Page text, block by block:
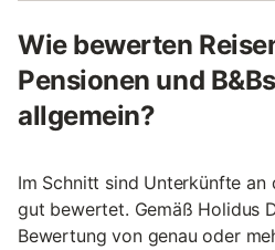
Wie bewerten
Pensionen und
allgemein?
Im Schnitt sind Unterkünfte an
gut bewertet. Gemäß Holidus
Bewertung von genau oder